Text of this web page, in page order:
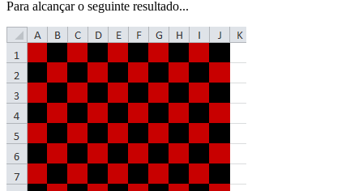
Para alcançar o seguinte resultado...